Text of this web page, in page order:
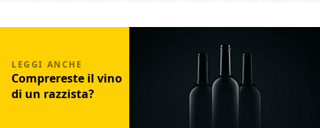
Comprereste il vino
di un razzista?